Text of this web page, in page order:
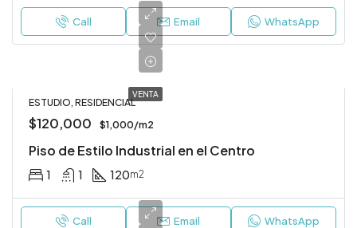
Call Email WhatsApp
VENTA
ESTUDIO, RESIDENCIAL
$120,000 $1,000/m2
Piso de Estilo Industrial en el Centro
1 1 120m2
Call Email WhatsApp